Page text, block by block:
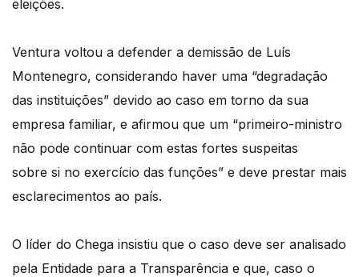
eleições.
Ventura voltou a defender a demissão de Luís
Montenegro, considerando haver uma “degradação
das instituições” devido ao caso em torno da sua
empresa familiar, e afirmou que um “primeiro-ministro
não pode continuar com estas fortes suspeitas
sobre si no exercício das funções” e deve prestar mais
esclarecimentos ao país.
O líder do Chega insistiu que o caso deve ser analisado
pela Entidade para a Transparência e que, caso o